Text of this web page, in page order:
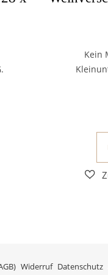
Produkt weist
Kein
Widerruf Datenschutz